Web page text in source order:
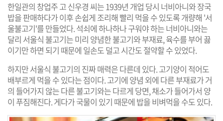
한일관의 창업주 고 신우경 씨는 1939년 개업 당시 너비아니와 장국
밥을 판매하다가 이후 손쉽게 조리해 빨리 먹을 수 있도록 개량해 '서
울불고기'를 만들었다. 석쇠에 하나하나 구워야 하는 너비아니와는
달리 서울식 불고기는 미리 양념한 불고기와 부재료, 육수를 부어 끓
이기만 하면 되기 때문에 일손도 덜고 시간도 절약할 수 있었다.
하지만 서울식 불고기의 진짜 매력은 다른데 있다. 고기양이 적어도
배부르게 먹을 수 있다는 점이다. 고기에 양념 외에 다른 부재료가 거
의 들어가지 않는 다른 불고기와는 다르게 당면, 채소가 들어가서 양
이 푸짐해진다. 게다가 국물이 있기 때문에 밥을 비벼먹을 수도 있다.